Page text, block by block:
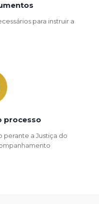
para instruir a
processo
perante a Justiça do